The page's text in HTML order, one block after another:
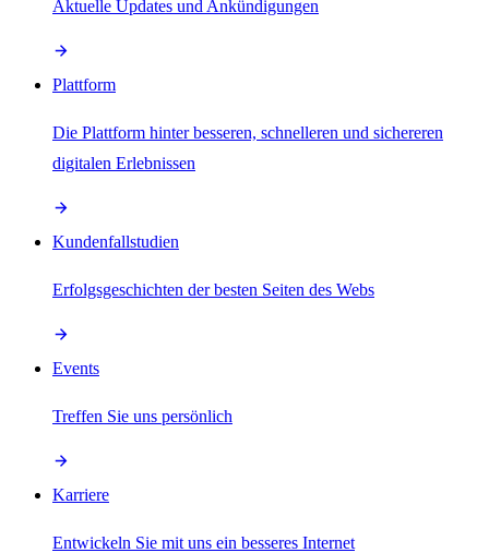
Aktuelle Updates und Ankündigungen
Plattform
Die Plattform hinter besseren, schnelleren und sichereren
digitalen Erlebnissen
Kundenfallstudien
Erfolgsgeschichten der besten Seiten des Webs
Events
Treffen Sie uns persönlich
Karriere
Entwickeln Sie mit uns ein besseres Internet